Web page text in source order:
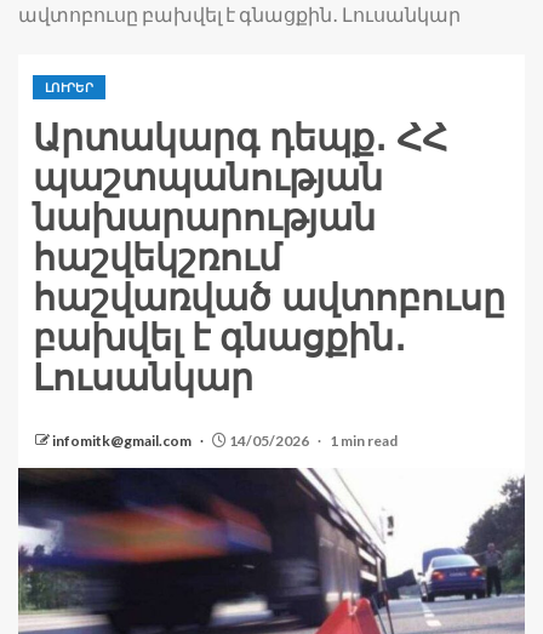
ավտոբուսը բախվել է գնացքին․ Լուսանկար
ԼՈՒՐԵՐ
Արտակարգ դեպք․ ՀՀ
պաշտպանության
նախարարության
հաշվեկշռում
հաշվառված ավտոբուսը
բախվել է գնացքին․
Լուսանկար
infomitk@gmail.com 14/05/2026 1 min read